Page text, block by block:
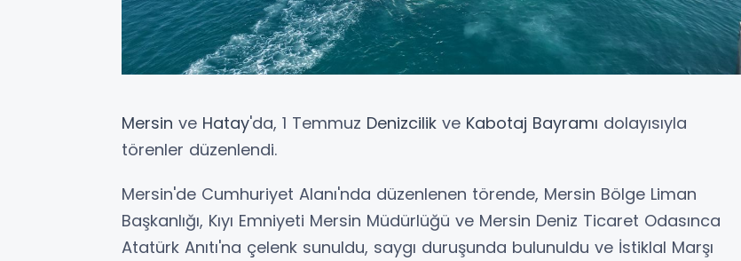
Mersin ve Hatay'da, 1 Temmuz Denizcilik ve Kabotaj Bayramı dolayısıyla
törenler düzenlendi.
Mersin'de Cumhuriyet Alanı'nda düzenlenen törende, Mersin Bölge Liman
Başkanlığı, Kıyı Emniyeti Mersin Müdürlüğü ve Mersin Deniz Ticaret Odasınca
Atatürk Anıtı'na çelenk sunuldu, saygı duruşunda bulunuldu ve İstiklal Marşı